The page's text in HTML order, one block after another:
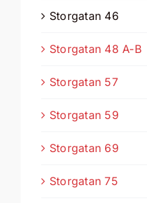
Storgatan 46
Storgatan 48 A-B
Storgatan 57
Storgatan 59
Storgatan 69
Storgatan 75